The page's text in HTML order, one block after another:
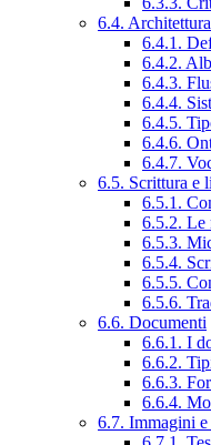
6.4.
6.4.1.
6.4.2.
6.4.3.
6.4.4.
6.4.5.
6.4.6.
6.4.7.
6.5. Scrittura e
6.5.1.
6.5.2. Le
6.5.3.
6.5.4.
6.5.5.
6.5.6.
6.6. Documenti
6.6.1. I
6.6.2.
6.6.3.
6.6.4.
6.7. Immagini